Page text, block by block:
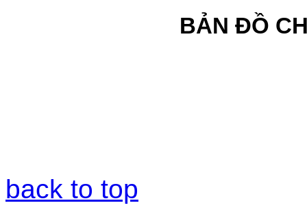
BẢN ĐỒ
back to top